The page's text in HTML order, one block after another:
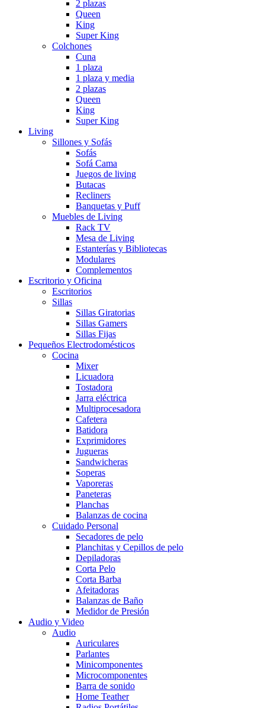
2 plazas
Queen
King
Super King
Colchones
Cuna
1 plaza
1 plaza y media
2 plazas
Queen
King
Super King
Living
Sillones y Sofás
Sofás
Sofá Cama
Juegos de living
Butacas
Recliners
Banquetas y Puff
Muebles de Living
Rack TV
Mesa de Living
Estanterías y Bibliotecas
Modulares
Complementos
Escritorio y Oficina
Escritorios
Sillas
Sillas Giratorias
Sillas Gamers
Sillas Fijas
Pequeños Electrodomésticos
Cocina
Mixer
Licuadora
Tostadora
Jarra eléctrica
Multiprocesadora
Cafetera
Batidora
Exprimidores
Jugueras
Sandwicheras
Soperas
Vaporeras
Paneteras
Planchas
Balanzas de cocina
Cuidado Personal
Secadores de pelo
Planchitas y Cepillos de pelo
Depiladoras
Corta Pelo
Corta Barba
Afeitadoras
Balanzas de Baño
Medidor de Presión
Audio y Video
Audio
Auriculares
Parlantes
Minicomponentes
Microcomponentes
Barra de sonido
Home Teather